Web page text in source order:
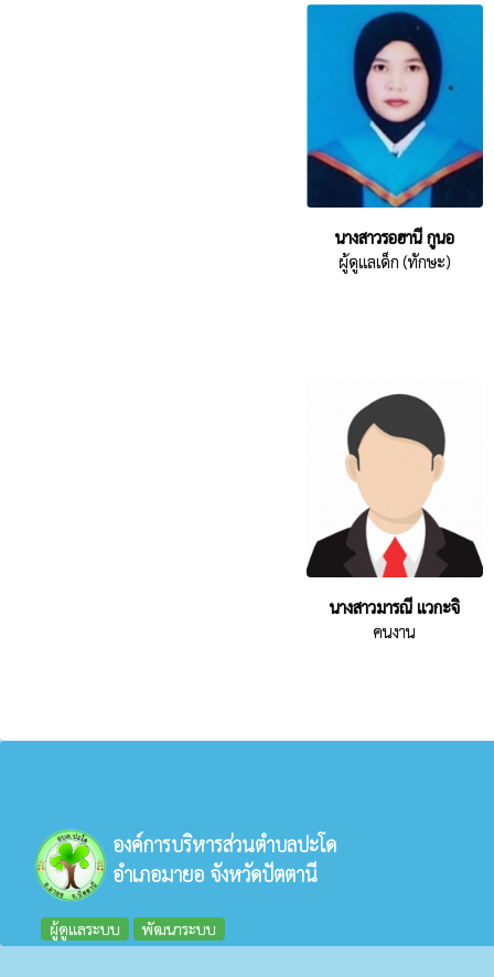
นางสาวรอฮานี กูนอ
ผู้ดูแลเด็ก (ทักษะ)
นางสาวมารณี แวกะจิ
คนงาน
องค์การบริหารส่วนตำบลปะโด
อำเภอมายอ จังหวัดปัตตานี
ผู้ดูแลระบบ พัฒนาระบบ